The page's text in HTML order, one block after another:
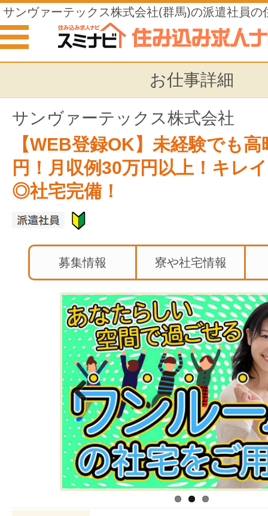
サンヴァーテックス株式会社(群馬)の派遣社員の
お仕事詳細
サンヴァーテックス株式会社
【WEB登録OK】未経験でも
円！月収例30万円以上！キレ
◎社宅完備！
募集情報 寮や社宅情報
Previous